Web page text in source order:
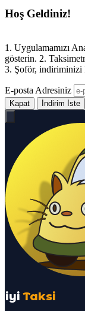
Hoş Geldiniz!
1. Uygulamamızı
gösterin. 2.
3. Şoför, indiriminizi
E-posta Adresiniz
Kapat İndirim İste
iyi Taksi